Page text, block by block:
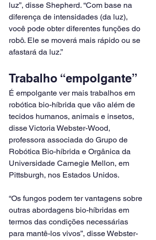
luz”, disse Shepherd. “Com base na
diferença de intensidades (da luz),
você pode obter diferentes funções do
robô. Ele se moverá mais rápido ou se
afastará da luz.”
Trabalho “empolgante”
É empolgante ver mais trabalhos em
robótica bio-híbrida que vão além de
tecidos humanos, animais e insetos,
disse Victoria Webster-Wood,
professora associada do Grupo de
Robótica Bio-híbrida e Orgânica da
Universidade Carnegie Mellon, em
Pittsburgh, nos Estados Unidos.
“Os fungos podem ter vantagens sobre
outras abordagens bio-híbridas em
termos das condições necessárias
para mantê-los vivos”, disse Webster-